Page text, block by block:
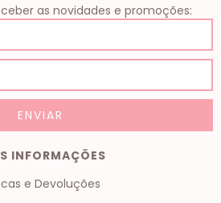
as novidades e promoções:
INFORMAÇÕES
e Devoluções